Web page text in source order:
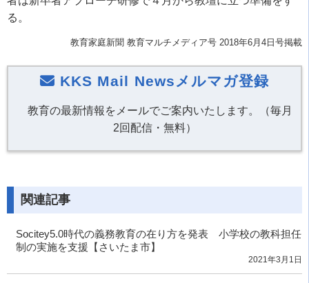
る。
教育家庭新聞 教育マルチメディア号 2018年6月4日号掲載
KKS Mail Newsメルマガ登録
教育の最新情報をメールでご案内いたします。（毎月
2回配信・無料）
関連記事
Socitey5.0時代の義務教育の在り方を発表 小学校の教科担任
制の実施を支援【さいたま市】
2021年3月1日